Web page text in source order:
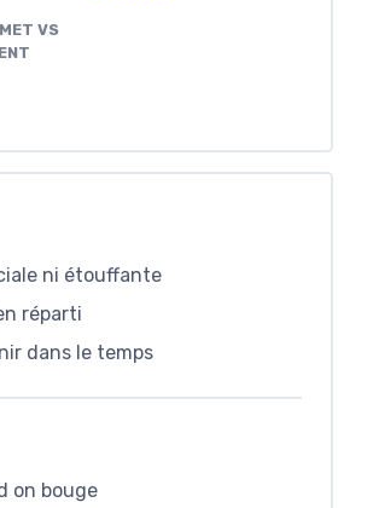
VS
ni étouffante
réparti
dans le temps
on bouge